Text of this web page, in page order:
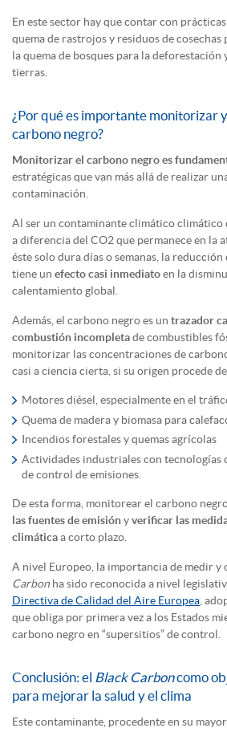
En este sector hay que contar con
quema de rastrojos y residuos de
la quema de bosques para la deforestación
tierras.
¿Por qué es importante monitorizar
carbono negro?
Monitorizar el carbono negro es
estratégicas que van más allá de realizar
contaminación.
Al ser un contaminante climático climático
a diferencia del CO2 que permanece en la
éste solo dura días o semanas, la reducción
tiene un efecto casi inmediatoen la
calentamiento global.
Además, el carbono negro es un trazador
combustión incompletade combustibles
monitorizar las concentraciones de
casi a ciencia cierta, si su origen procede
Motores diésel, especialmente en el
Quema de madera y biomasa para
Incendios forestales y quemas agrícolas
Actividades industriales con tecnologías
de control de emisiones.
De esta forma, monitorear el carbono
las fuentes de emisiónyverificar las
climáticaa corto plazo.
A nivel Europeo, la importancia de medir y
Carbon ha sido reconocida a nivel
Directiva de Calidad del Aire Europea ,
que obliga por primera vez a los Estados
carbono negro en “supersitios” de control.
Conclusión: el Black Carboncomo
para mejorar la salud y el clima
Este contaminante, procedente en su